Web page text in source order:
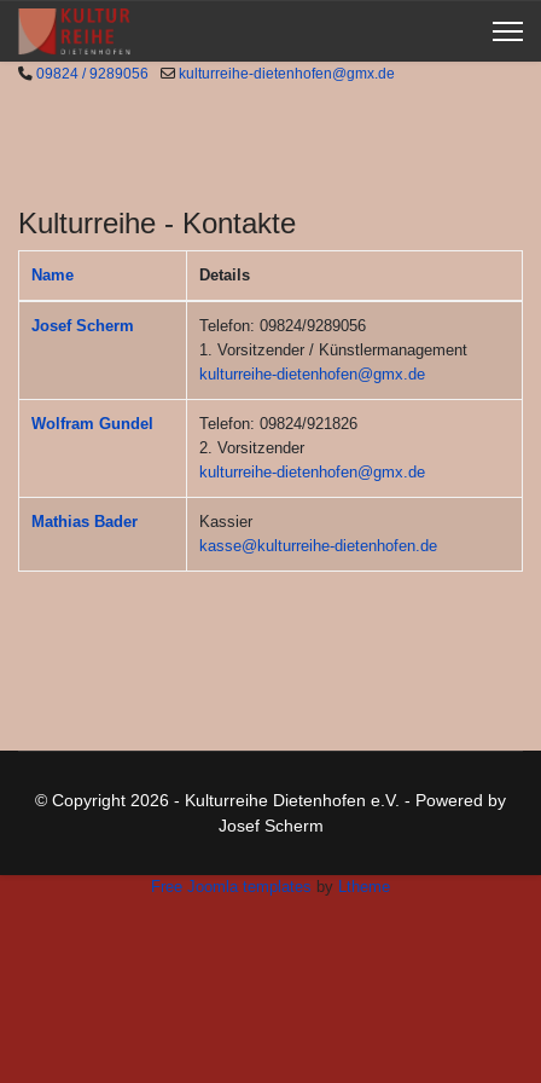
09824 / 9289056 kulturreihe-dietenhofen@gmx.de
Kulturreihe - Kontakte
Name Details
Josef Scherm
Telefon: 09824/9289056
1. Vorsitzender / Künstlermanagement
kulturreihe-dietenhofen@gmx.de
Wolfram Gundel
Telefon: 09824/921826
2. Vorsitzender
kulturreihe-dietenhofen@gmx.de
Mathias Bader
Kassier
kasse@kulturreihe-dietenhofen.de
© Copyright 2026 - Kulturreihe Dietenhofen e.V. - Powered by
Josef Scherm
Free Joomla templates by Ltheme